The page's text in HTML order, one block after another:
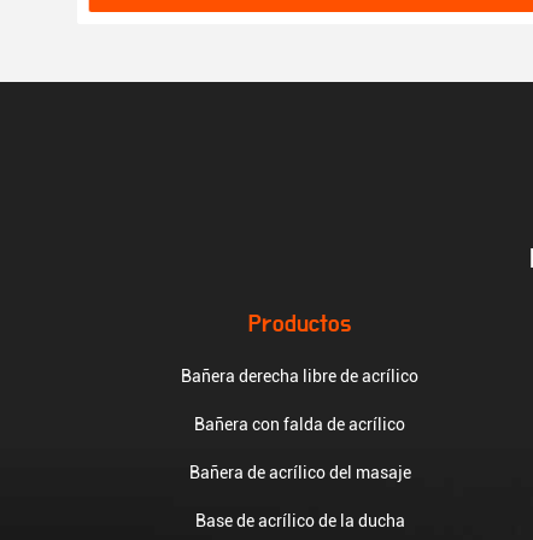
Productos
Bañera derecha libre de acrílico
Bañera con falda de acrílico
Bañera de acrílico del masaje
Base de acrílico de la ducha